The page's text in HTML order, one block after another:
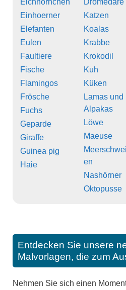
Einhoerner
Elefanten
Eulen
Faultiere
Fische
Flamingos
Frösche
Fuchs
Geparde
Giraffe
Guinea pig
Haie
Katzen
Koalas
Krabbe
Krokodil
Kuh
Küken
Lamas und
Alpakas
Löwe
Maeuse
en
Nashörner
Oktopusse
Entdecken Sie unsere
Malvorlagen, die zum
Nehmen Sie sich einen